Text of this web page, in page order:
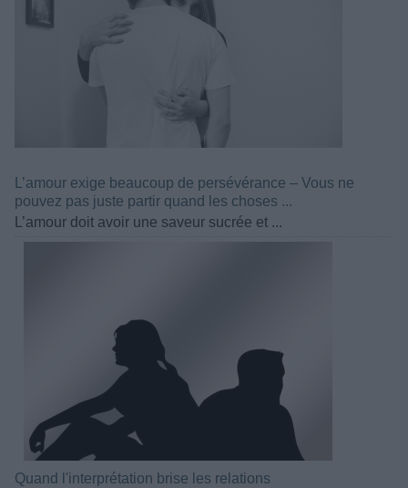
L’amour exige beaucoup de persévérance – Vous ne
pouvez pas juste partir quand les choses ...
L’amour doit avoir une saveur sucrée et ...
Quand l'interprétation brise les relations